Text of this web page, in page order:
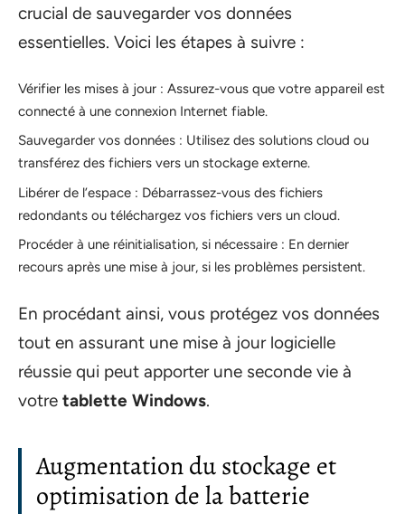
crucial de sauvegarder vos données
essentielles. Voici les étapes à suivre :
Vérifier les mises à jour : Assurez-vous que votre appareil est
connecté à une connexion Internet fiable.
Sauvegarder vos données : Utilisez des solutions cloud ou
transférez des fichiers vers un stockage externe.
Libérer de l’espace : Débarrassez-vous des fichiers
redondants ou téléchargez vos fichiers vers un cloud.
Procéder à une réinitialisation, si nécessaire : En dernier
recours après une mise à jour, si les problèmes persistent.
En procédant ainsi, vous protégez vos données
tout en assurant une mise à jour logicielle
réussie qui peut apporter une seconde vie à
votre tablette Windows.
Augmentation du stockage et
optimisation de la batterie